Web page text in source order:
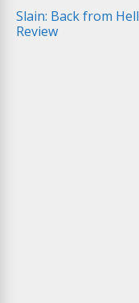
Slain: Back from Hell
Review